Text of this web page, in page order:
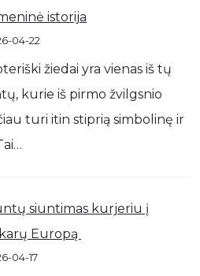
istorija
04-22
žiedai yra vienas iš tų
kurie iš pirmo žvilgsnio
turi itin stiprią simbolinę ir
siuntimas kurjeriu į
Europą
04-17